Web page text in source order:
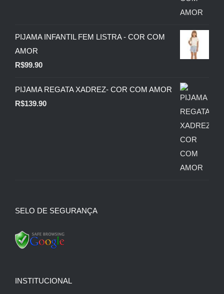
PIJAMA INFANTIL FEM LISTRA - COR COM
AMOR
R$99.90
PIJAMA REGATA XADREZ- COR COM AMOR
R$139.90
SELO DE SEGURANÇA
INSTITUCIONAL